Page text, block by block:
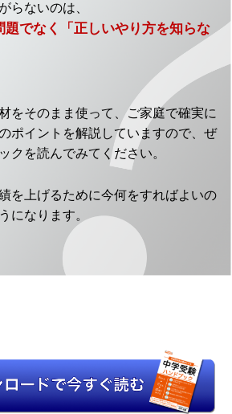
らないのは、
題でなく「正しいやり方を知らな
をそのまま使って、ご家庭で確実に
ポイントを解説していますので、ぜ
クを読んでみてください。
を上げるために今何をすればよいの
になります。